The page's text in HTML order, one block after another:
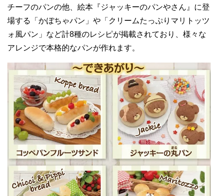
チーフのパンの他、絵本『ジャッキーのパンやさん』に登
場する「かぼちゃパン」や「クリームたっぷりマリトッツ
ォ風パン」など計8種のレシピが掲載されており、様々な
アレンジで本格的なパンが作れます。